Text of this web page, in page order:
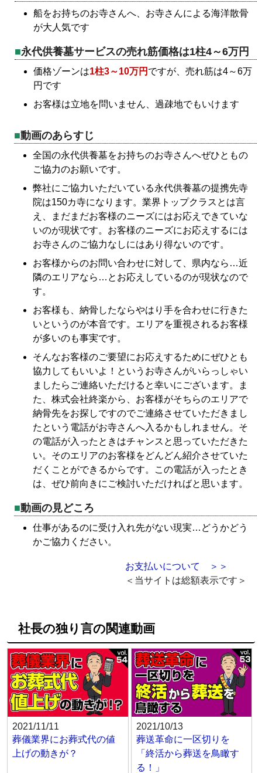
船をお持ちのお寺さんへ、お寺さんによる海洋散骨
が大人気です
永代供養墓サービスの売れ筋価格は1柱4～6万円
価格ゾーンは1柱3～10万円 ですが、売れ筋は4～6万
円です
お客様は立地を問いません、過疎地でもいけます
動画のあらすじ
全国の永代供養墓をお持ちのお寺さんへぜひともの
ご協力のお願いです。
弊社にご協力いただいている永代供養墓の提携先寺
院は150カ寺になります。業界トップクラスとは言
え、まだまだお客様のニーズにはお応えできていな
いのが現状です。お客様のニーズにお応えするには
お寺さんのご協力なしにはあり得ないのです。
お客様からのお問い合わせに対して、県内なら…近
隣のエリアなら…とお応えしているのが現状なので
す。
お客様も、納骨したならやはり手を合わせに行きた
いというのが本音です。エリアを重視されるお客様
が多いのも事実です。
そんなお客様のご要望にお応えするためにぜひとも
協力してもいいよ！というお寺さんがいらっしゃい
ましたらご連絡いただけると幸いにございます。ま
た、株式会社終楽から、お客様がそちらのエリアで
納骨先をお探しですのでご連絡させていただきまし
たという電話がお寺さんへ入るかもしれません。そ
の電話が入ったときはチャンスと思っていただきた
い。そのエリアのお客様をどんどん紹介させていた
だくことができるからです。この電話が入ったとき
は、ぜひ前向きにご検討いただければと思います。
動画の見どころ
仕事があるのに受け入れ先がない現実…どうかどう
かご協力ください。
お支払いについて ＞＞
＜当サイトは総額表示です＞
社長の独り言の関連動画
2021/11/11
葬儀業界にお葬式代の値
上げの動きが？
2021/10/13
葬送革命に一区切りを
「終活から葬送を鳥瞰す
る！」